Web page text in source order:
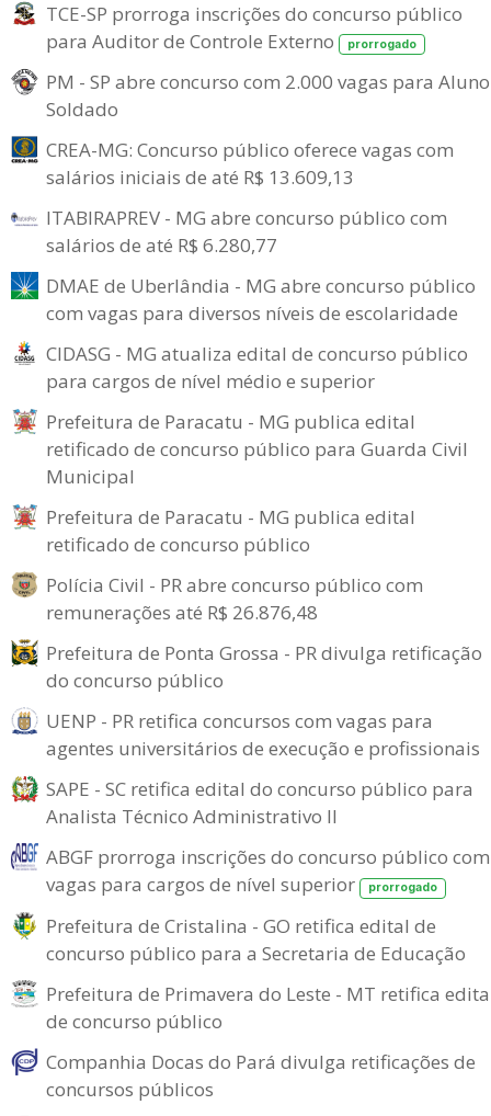
TCE-SP prorroga inscrições do concurso público
para Auditor de Controle Externo
prorrogado
PM - SP abre concurso com 2.000 vagas para
Soldado
CREA-MG: Concurso público oferece vagas com
salários iniciais de até R$ 13.609,13
ITABIRAPREV - MG abre concurso público com
salários de até R$ 6.280,77
DMAE de Uberlândia - MG abre concurso público
com vagas para diversos níveis de escolaridade
CIDASG - MG atualiza edital de concurso público
para cargos de nível médio e superior
Prefeitura de Paracatu - MG publica edital
retificado de concurso público para Guarda Civil
Municipal
Prefeitura de Paracatu - MG publica edital
retificado de concurso público
Polícia Civil - PR abre concurso público com
remunerações até R$ 26.876,48
Prefeitura de Ponta Grossa - PR divulga retificação
do concurso público
UENP - PR retifica concursos com vagas para
agentes universitários de execução e profissionais
SAPE - SC retifica edital do concurso público para
Analista Técnico Administrativo II
ABGF prorroga inscrições do concurso público com
vagas para cargos de nível superior
prorrogado
Prefeitura de Cristalina - GO retifica edital de
concurso público para a Secretaria de Educação
Prefeitura de Primavera do Leste - MT retifica
de concurso público
Companhia Docas do Pará divulga retificações de
concursos públicos